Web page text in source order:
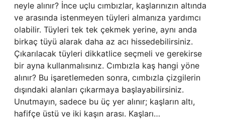
neyle alınır? İnce uçlu cımbızlar, kaşlarınızın altında
ve arasında istenmeyen tüyleri almanıza yardımcı
olabilir. Tüyleri tek tek çekmek yerine, aynı anda
birkaç tüyü alarak daha az acı hissedebilirsiniz.
Çıkarılacak tüyleri dikkatlice seçmeli ve gerekirse
bir ayna kullanmalısınız. Cımbızla kaş hangi yöne
alınır? Bu işaretlemeden sonra, cımbızla çizgilerin
dışındaki alanları çıkarmaya başlayabilirsiniz.
Unutmayın, sadece bu üç yer alınır; kaşların altı,
hafifçe üstü ve iki kaşın arası. Kaşları…